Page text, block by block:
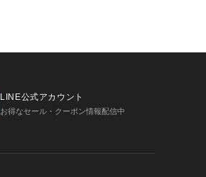
LINE公式アカウント
お得なセール・クーポン情報配信中